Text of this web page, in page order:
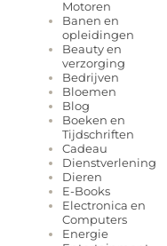
Motoren
Banen en
opleidingen
Beauty en
verzorging
Bedrijven
Bloemen
Blog
Boeken en
Tijdschriften
Cadeau
Dienstverlening
Dieren
E-Books
Electronica en
Computers
Energie